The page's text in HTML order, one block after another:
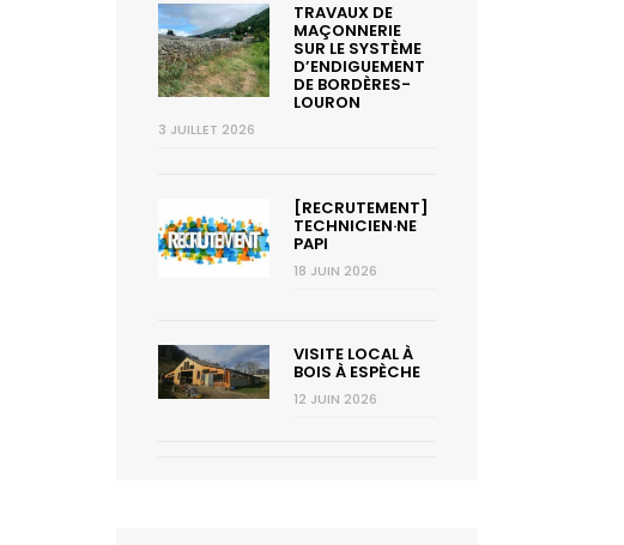
TRAVAUX DE
MAÇONNERIE
SUR LE SYSTÈME
D’ENDIGUEMENT
DE BORDÈRES-
LOURON
3 JUILLET 2026
[RECRUTEMENT]
TECHNICIEN·NE
PAPI
18 JUIN 2026
VISITE LOCAL À
BOIS À ESPÈCHE
12 JUIN 2026